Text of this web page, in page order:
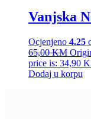
Vanjska
Ocjenjeno 4.25
65,00KM
price is: 34,90
Dodaj u korpu